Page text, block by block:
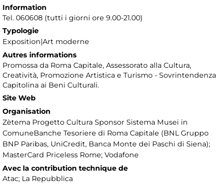
Information
Tel. 060608 (tutti i giorni ore 9.00-21.00)
Typologie
Exposition|Art moderne
Autres informations
Promossa da Roma Capitale, Assessorato alla Cultura,
Creatività, Promozione Artistica e Turismo - Sovrintendenza
Capitolina ai Beni Culturali.
Site Web
Organisation
Zètema Progetto Cultura Sponsor Sistema Musei in
ComuneBanche Tesoriere di Roma Capitale (BNL Gruppo
BNP Paribas, UniCredit, Banca Monte dei Paschi di Siena);
MasterCard Priceless Rome; Vodafone
Avec la contribution technique de
Atac; La Repubblica